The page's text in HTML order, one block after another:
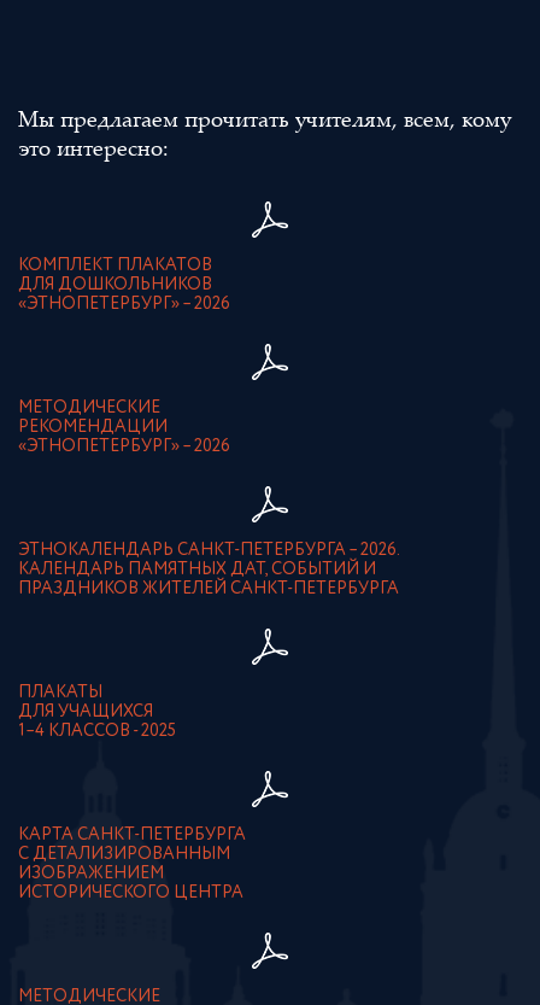
Мы предлагаем прочитать учителям, всем, кому
это интересно:
КОМПЛЕКТ ПЛАКАТОВ
ДЛЯ ДОШКОЛЬНИКОВ
«ЭТНОПЕТЕРБУРГ» – 2026
МЕТОДИЧЕСКИЕ
РЕКОМЕНДАЦИИ
«ЭТНОПЕТЕРБУРГ» – 2026
ЭТНОКАЛЕНДАРЬ САНКТ-ПЕТЕРБУРГА – 2026.
КАЛЕНДАРЬ ПАМЯТНЫХ ДАТ, СОБЫТИЙ И
ПРАЗДНИКОВ ЖИТЕЛЕЙ САНКТ-ПЕТЕРБУРГА
ПЛАКАТЫ
ДЛЯ УЧАЩИХСЯ
1–4 КЛАССОВ - 2025
КАРТА САНКТ-ПЕТЕРБУРГА
С ДЕТАЛИЗИРОВАННЫМ
ИЗОБРАЖЕНИЕМ
ИСТОРИЧЕСКОГО ЦЕНТРА
МЕТОДИЧЕСКИЕ